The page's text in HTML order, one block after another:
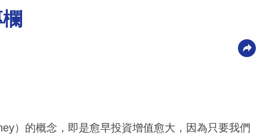
）的概念，即是愈早投資增值愈大，因為只要我們